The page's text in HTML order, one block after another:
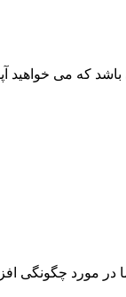
مورد چگونگی